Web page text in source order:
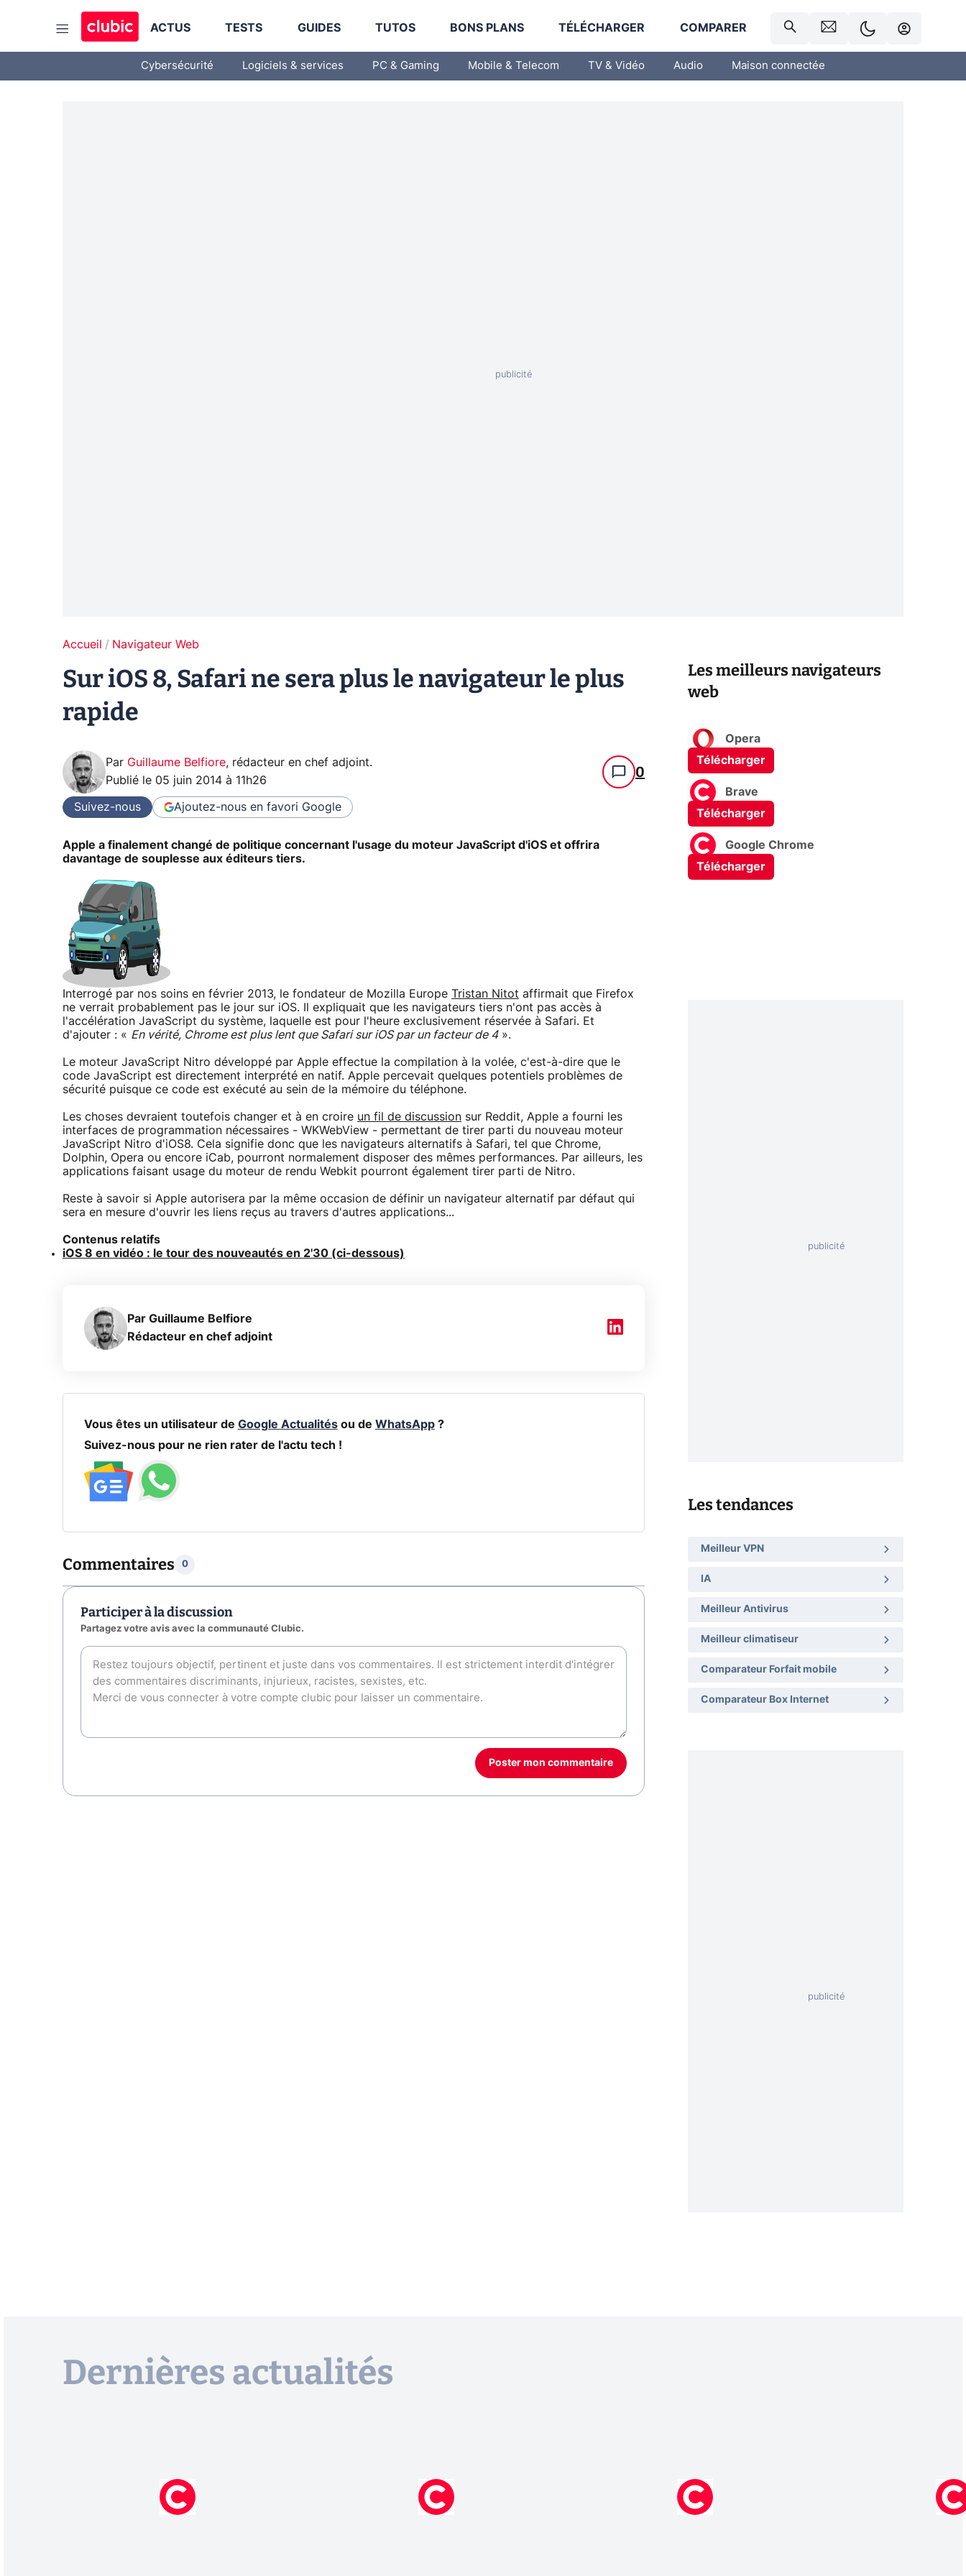
ACTUS TESTS GUIDES TUTOS BONS PLANS TÉLÉCHARGER COMPARER
Cybersécurité Logiciels & services PC & Gaming Mobile & Telecom TV & Vidéo Audio Maison connectée
Accueil Navigateur Web
Sur iOS 8, Safari ne sera plus le navigateur le plus
rapide
Par Guillaume Belfiore, rédacteur en chef adjoint.
Publié le 05 juin 2014 à 11h26 0
Suivez-nous Ajoutez-nous en favori Google
Apple a finalement changé de politique concernant l'usage du moteur JavaScript d'iOS et offrira
davantage de souplesse aux éditeurs tiers.
Interrogé par nos soins en février 2013, le fondateur de Mozilla Europe Tristan Nitot affirmait que Firefox
ne verrait probablement pas le jour sur iOS. Il expliquait que les navigateurs tiers n'ont pas accès à
l'accélération JavaScript du système, laquelle est pour l'heure exclusivement réservée à Safari. Et
d'ajouter : « En vérité, Chrome est plus lent que Safari sur iOS par un facteur de 4».
Le moteur JavaScript Nitro développé par Apple effectue la compilation à la volée, c'est-à-dire que le
code JavaScript est directement interprété en natif. Apple percevait quelques potentiels problèmes de
sécurité puisque ce code est exécuté au sein de la mémoire du téléphone.
Les choses devraient toutefois changer et à en croire un fil de discussion sur Reddit, Apple a fourni les
interfaces de programmation nécessaires - WKWebView - permettant de tirer parti du nouveau moteur
JavaScript Nitro d'iOS8. Cela signifie donc que les navigateurs alternatifs à Safari, tel que Chrome,
Dolphin, Opera ou encore iCab, pourront normalement disposer des mêmes performances. Par ailleurs, les
applications faisant usage du moteur de rendu Webkit pourront également tirer parti de Nitro.
Reste à savoir si Apple autorisera par la même occasion de définir un navigateur alternatif par défaut qui
sera en mesure d'ouvrir les liens reçus au travers d'autres applications...
Contenus relatifs
iOS 8 en vidéo : le tour des nouveautés en 2'30 (ci-dessous)
Par Guillaume Belfiore
Rédacteur en chef adjoint
Vous êtes un utilisateur de Google Actualitésou de WhatsApp?
Suivez-nous pour ne rien rater de l'actu tech !
Commentaires 0
Participer à la discussion
Partagez votre avis avec la communauté Clubic.
Poster mon commentaire
Les meilleurs navigateurs
web
Opera
Télécharger
Brave
Télécharger
Google Chrome
Télécharger
Les tendances
Meilleur VPN
IA
Meilleur Antivirus
Meilleur climatiseur
Comparateur Forfait mobile
Comparateur Box Internet
Dernières actualités